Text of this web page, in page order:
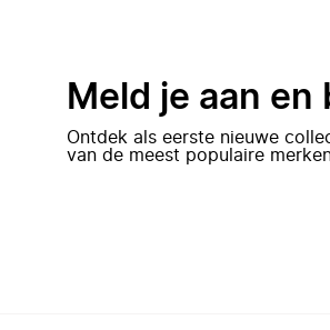
Meld je aan
Ontdek als eerste nieuwe
van de meest populaire